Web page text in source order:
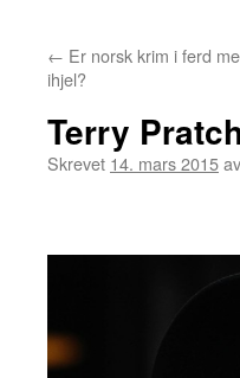
innhold
← Er norsk krim i ferd
ihjel?
Terry
Skrevet 14. mars 2015av